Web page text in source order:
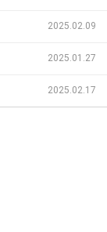
2025.02.09
2025.01.27
2025.02.17